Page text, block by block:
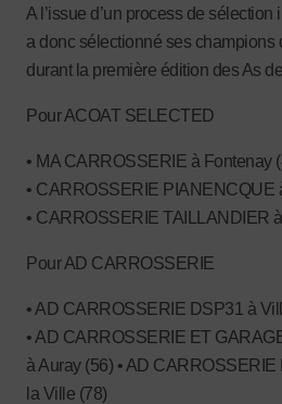
A l’issue d’un process de
a donc sélectionné ses champions
durant la première édition des As
Pour ACOAT SELECTED
• MA CARROSSERIE à Fontenay
• CARROSSERIE PIANENCQUE
• CARROSSERIE TAILLANDIER
Pour AD CARROSSERIE
• AD CARROSSERIE DSP31 à
• AD CARROSSERIE ET
à Auray (56) • AD
la Ville (78)